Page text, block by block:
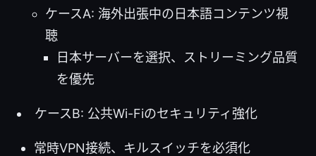
ケースA: 海外出張中の日本語コンテンツ視
聴
日本サーバーを選択、ストリーミング品質
を優先
ケースB: 公共Wi-Fiのセキュリティ強化
常時VPN接続、キルスイッチを必須化